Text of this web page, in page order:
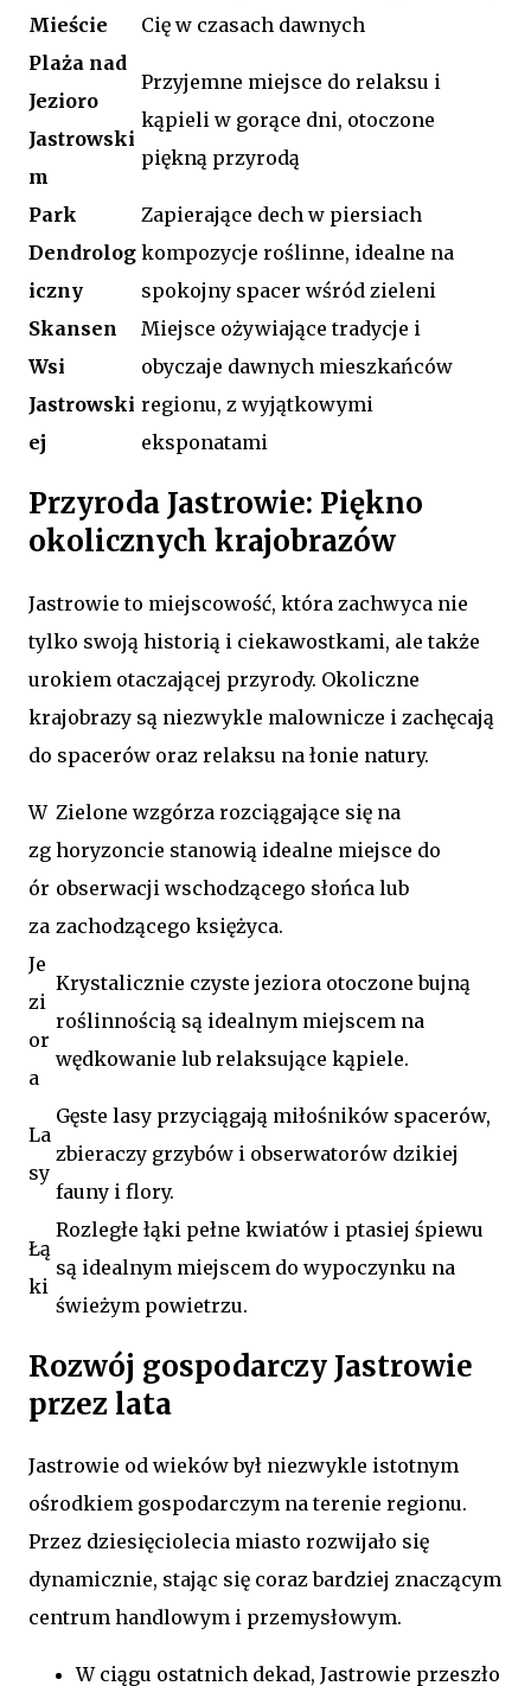
Mieście
Cię w czasach dawnych
Plaża nad
Jezioro
Jastrowski
m
Przyjemne miejsce do relaksu i
kąpieli w gorące dni, otoczone
piękną przyrodą
Park
Dendrolog
iczny
Zapierające dech w piersiach
kompozycje roślinne, idealne na
spokojny spacer wśród zieleni
Skansen
Wsi
Jastrowski
ej
Miejsce ożywiające tradycje i
obyczaje dawnych mieszkańców
regionu, z wyjątkowymi
eksponatami
Przyroda Jastrowie: Piękno
okolicznych krajobrazów
Jastrowie to miejscowość, która zachwyca nie
tylko swoją historią i ciekawostkami, ale także
urokiem otaczającej przyrody. Okoliczne
krajobrazy są niezwykle malownicze i zachęcają
do spacerów oraz relaksu na łonie natury.
W
zg
ór
za
Zielone wzgórza rozciągające się na
horyzoncie stanowią idealne miejsce do
obserwacji wschodzącego słońca lub
zachodzącego księżyca.
Je
zi
or
a
Krystalicznie czyste jeziora otoczone bujną
roślinnością są idealnym miejscem na
wędkowanie lub relaksujące kąpiele.
La
sy
Gęste lasy przyciągają miłośników spacerów,
zbieraczy grzybów i obserwatorów dzikiej
fauny i flory.
Łą
ki
Rozległe łąki pełne kwiatów i ptasiej śpiewu
są idealnym miejscem do wypoczynku na
świeżym powietrzu.
Rozwój gospodarczy Jastrowie
przez lata
Jastrowie od wieków był niezwykle istotnym
ośrodkiem gospodarczym na terenie regionu.
Przez dziesięciolecia miasto rozwijało się
dynamicznie, stając się coraz bardziej znaczącym
centrum handlowym i przemysłowym.
W ciągu ostatnich dekad, Jastrowie przeszło